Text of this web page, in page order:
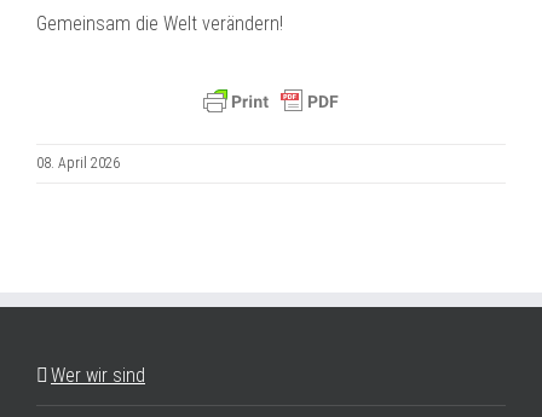
Gemeinsam die Welt verändern!
08. April 2026
Wer wir sind